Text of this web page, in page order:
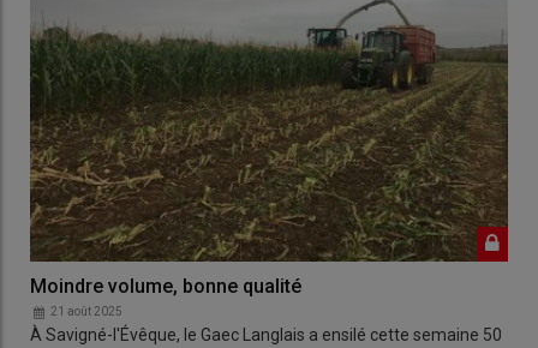
Moindre volume, bonne qualité
21 août 2025
À Savigné-l'Évêque, le Gaec Langlais a ensilé cette semaine 50